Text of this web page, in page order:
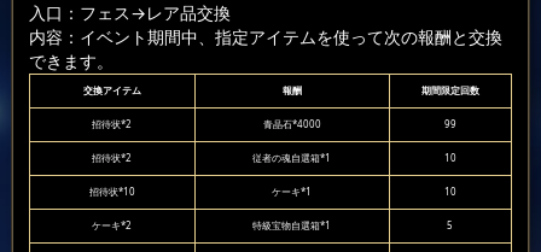
入口：フェス→レア品交換
内容：イベント期間中、指定アイテムを使って次の報酬と交換
できます。
交換アイテム 報酬 期間限定回数
招待状*2 青晶石*4000 99
招待状*2 従者の魂自選箱*1 10
招待状*10 ケーキ*1 10
ケーキ*2 特級宝物自選箱*1 5